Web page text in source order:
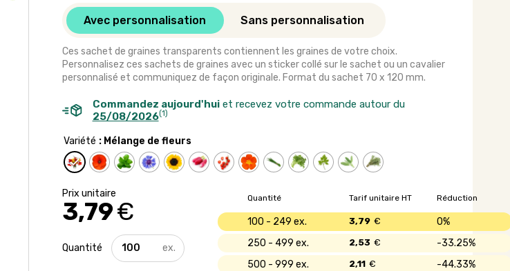
Avec personnalisation Sans personnalisation
Ces sachet de graines transparents contiennent les graines de votre choix.
Personnalisez ces sachets de graines avec un sticker collé sur le sachet ou un cavalier
personnalisé et communiquez de façon originale. Format du sachet 70 x 120 mm.
Commandez aujourd'huiet recevez votre commande autour du
25/08/2026(1)
Variété : Mélange de fleurs
3,79€
quantité
de
Quantité Réduction
Tarif unitaire HT
100 - 249 0%
3,79 €
250 - 499 33.25%
2,53 €
500 - 999 44.33%
2,11 €